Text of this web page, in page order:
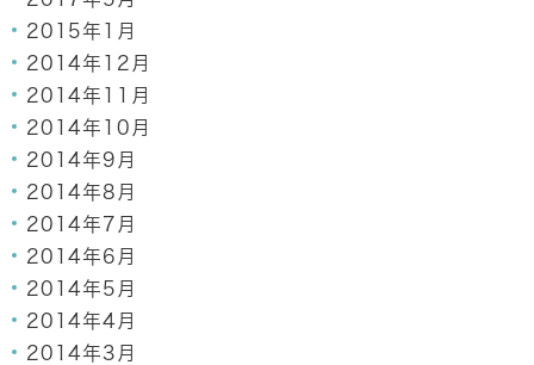
2015年1月
2014年12月
2014年11月
2014年10月
2014年9月
2014年8月
2014年7月
2014年6月
2014年5月
2014年4月
2014年3月